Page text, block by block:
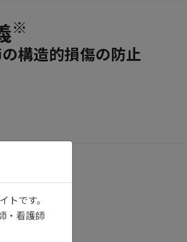
※
構造的損傷の防止
ださい。
トです。
・看護師